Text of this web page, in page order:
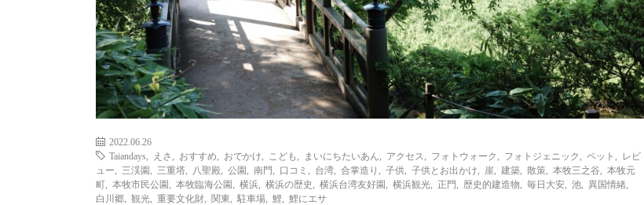
2022.06.26
Taiandays
えさ おすすめ おでかけ こども まいにちたいあん アクセス フォトウォーク フォトジェニック ペット
レビ
ュー
三渓園 三重塔 八聖殿 公園 南門 口コミ 台湾 合掌造り 子供 子供とお出かけ 崖 建築 散策 本牧三之谷
本牧元
町
本牧市民公園 本牧臨海公園 横浜 横浜の歴史 横浜台湾友好園 横浜観光 正門 歴史的建造物 毎日大安 池 異国情緒
白川郷
観光 重要文化財 関東 駐車場 鯉 鯉にエサ